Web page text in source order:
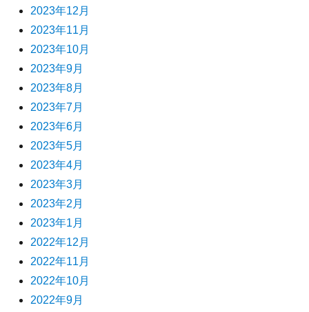
2023年12月
2023年11月
2023年10月
2023年9月
2023年8月
2023年7月
2023年6月
2023年5月
2023年4月
2023年3月
2023年2月
2023年1月
2022年12月
2022年11月
2022年10月
2022年9月